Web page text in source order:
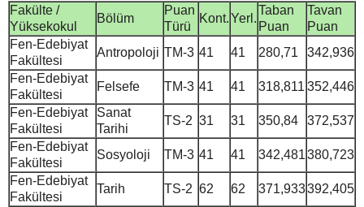
Fakülte /
Yüksekokul
Bölüm
Puan
Türü
Kont.Yerl.
Taban
Puan
Tavan
Puan
Fen-Edebiyat
Fakültesi
Antropoloji TM-3 41 41 280,71
342,936
Fen-Edebiyat
Fakültesi
Felsefe TM-3 41 41 318,811352,446
Fen-Edebiyat
Fakültesi
Sanat
Tarihi
TS-2 31 31 350,84
372,537
Fen-Edebiyat
Fakültesi
Sosyoloji TM-3 41 41 342,481380,723
Fen-Edebiyat
Fakültesi
Tarih TS-2 62 62 371,933392,405